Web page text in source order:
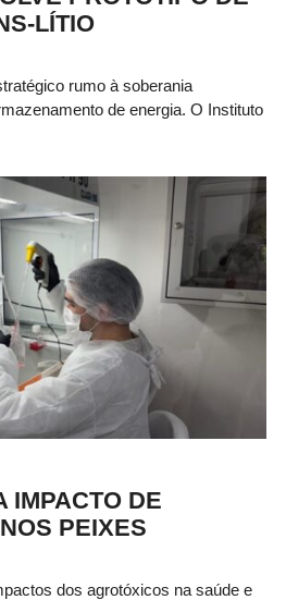
LÍTIO
rumo à soberania
de energia. O Instituto
IMPACTO DE
PEIXES
dos agrotóxicos na saúde e